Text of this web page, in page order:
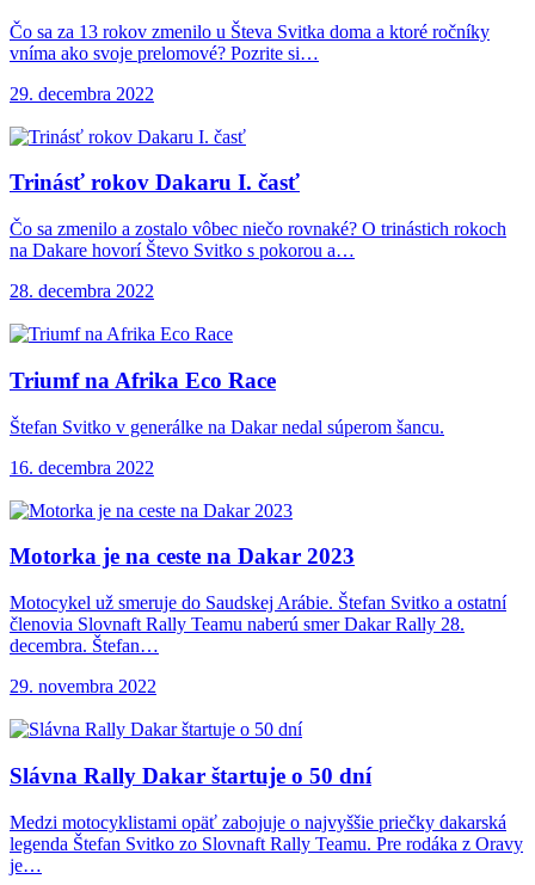
Čo sa za 13 rokov zmenilo u Števa Svitka doma a ktoré ročníky
vníma ako svoje prelomové? Pozrite si…
29. decembra 2022
Trinásť rokov Dakaru I. časť
Čo sa zmenilo a zostalo vôbec niečo rovnaké? O trinástich rokoch
na Dakare hovorí Števo Svitko s pokorou a…
28. decembra 2022
Triumf na Afrika Eco Race
Štefan Svitko v generálke na Dakar nedal súperom šancu.
16. decembra 2022
Motorka je na ceste na Dakar 2023
Motocykel už smeruje do Saudskej Arábie. Štefan Svitko a ostatní
členovia Slovnaft Rally Teamu naberú smer Dakar Rally 28.
decembra. Štefan…
29. novembra 2022
Slávna Rally Dakar štartuje o 50 dní
Medzi motocyklistami opäť zabojuje o najvyššie priečky dakarská
legenda Štefan Svitko zo Slovnaft Rally Teamu. Pre rodáka z Oravy
je…